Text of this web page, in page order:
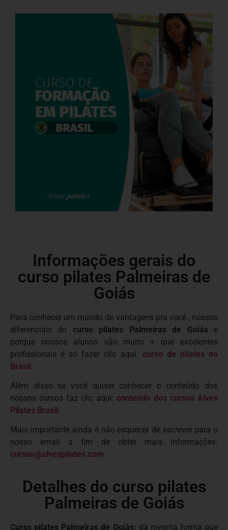
Informações gerais do
curso pilates Palmeiras de
Goiás
Para conhecer um mundo de vantagens pra você , nossos
diferenciais do curso pilates Palmeiras de Goiás e
porque nossos alunos são muito + que excelentes
profissionais é só fazer clic aqui: curso de pilates no
Brasil
Além disso se você quiser conhecer o conteúdo dos
nossos cursos faz clic aqui: conteúdo dos cursos Alves
Pilates Brasil.
Mais importante ainda é não esquecer de escrever para o
nosso email a fim de obter mais informações:
cursos@alvespilates.com
Detalhes do curso pilates
Palmeiras de Goiás
Curso pilates Palmeiras de Goiás: da mesma forma que